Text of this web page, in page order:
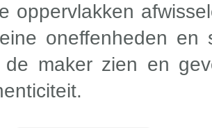
oppervlakken
oneffenheden en
maker zien en